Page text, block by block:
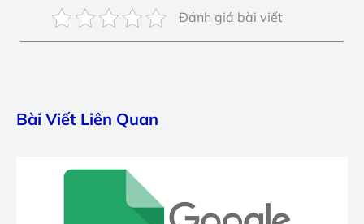
Đánh giá bài viết
Bài Viết Liên Quan